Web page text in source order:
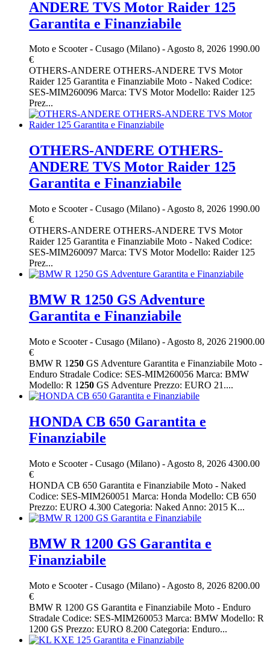
ANDERE TVS Motor Raider 125
Garantita e Finanziabile
Moto e Scooter- Cusago (Milano) -Agosto 8, 2026 1990.00
€
OTHERS-ANDERE OTHERS-ANDERE TVS Motor
Raider 125 Garantita e Finanziabile Moto - Naked Codice:
SES-MIM260096 Marca: TVS Motor Modello: Raider 125
Prez...
OTHERS-ANDERE OTHERS-
ANDERE TVS Motor Raider 125
Garantita e Finanziabile
Moto e Scooter- Cusago (Milano) - Agosto 8, 2026 1990.00
€
OTHERS-ANDERE OTHERS-ANDERE TVS Motor
Raider 125 Garantita e Finanziabile Moto - Naked Codice:
SES-MIM260097 Marca: TVS Motor Modello: Raider 125
Prez...
BMW R 1250 GS Adventure
Garantita e Finanziabile
Moto e Scooter- Cusago (Milano) - Agosto 8, 2026 21900.00
€
BMW R 1250 GS Adventure Garantita e Finanziabile Moto -
Enduro Stradale Codice: SES-MIM260056 Marca: BMW
Modello: R 1250 GS Adventure Prezzo: EURO 21....
HONDA CB 650 Garantita e
Finanziabile
Moto e Scooter- Cusago (Milano) - Agosto 8, 2026 4300.00
€
HONDA CB 650 Garantita e Finanziabile Moto - Naked
Codice: SES-MIM260051 Marca: Honda Modello: CB 650
Prezzo: EURO 4.300 Categoria: Naked Anno: 2015 K...
BMW R 1200 GS Garantita e
Finanziabile
Moto e Scooter- Cusago (Milano) - Agosto 8, 2026 8200.00
€
BMW R 1200 GS Garantita e Finanziabile Moto - Enduro
Stradale Codice: SES-MIM260053 Marca: BMW Modello: R
1200 GS Prezzo: EURO 8.200 Categoria: Enduro...